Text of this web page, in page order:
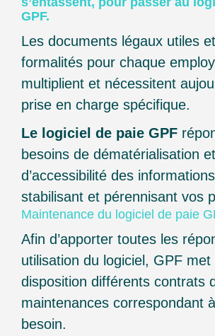
GPF.
Les documents légaux utiles
formalités pour chaque
multiplient et nécessitent
prise en charge spécifique.
Le logiciel de paie GPF
besoins de dématérialisation et
d’accessibilité des
stabilisant et pérennisant vos
Maintenance du logiciel de paie
Afin d’apporter toutes les
utilisation du logiciel, GPF
disposition différents contrats
maintenances correspondant
besoin.